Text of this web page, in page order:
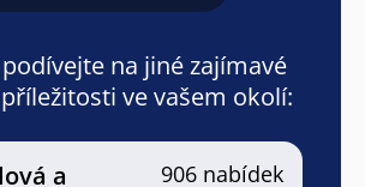
na jiné zajímavé
ve vašem okolí:
a
906 nabídek